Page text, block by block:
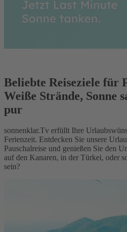
Beliebte Reiseziele für
Weiße Strände, Sonne
pur
sonnenklar.Tv erfüllt Ihre
Ferienzeit. Entdecken Sie unsere
Pauschalreise und genießen Sie den
auf den Kanaren, in der Türkei, oder
sein?